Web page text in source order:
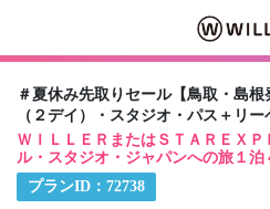
＃夏休み先取りセール【鳥取・島
（２デイ）・スタジオ・パス＋リ
ＷＩＬＬＥＲまたはＳＴＡＲＥＸ
ル・スタジオ・ジャパンへの旅１泊
プランID： 72738